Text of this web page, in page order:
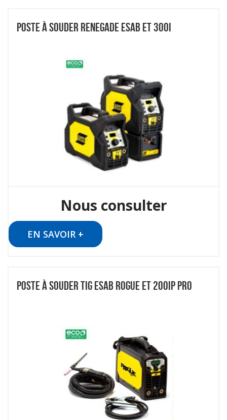
POSTE À SOUDER RENEGADE ESAB ET 300I
Nous consulter
EN SAVOIR +
POSTE À SOUDER TIG ESAB ROGUE ET 200IP PRO